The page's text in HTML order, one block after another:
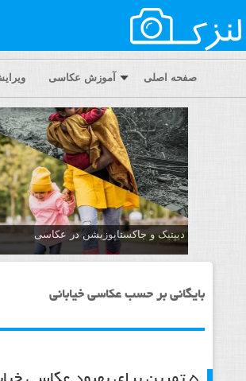
صفحه اصلی آموزش عکاسی
دیپتیک و جاکستا‌پوزیشن در عکاسی
بایگانی بر حسب عکاسی خیابانی